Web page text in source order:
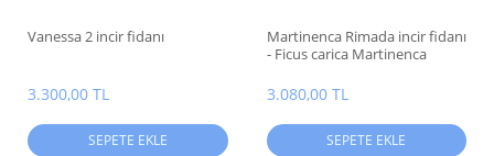
Vanessa 2 incir fidanı
3.300,00 TL
SEPETE EKLE
Martinenca Rimada incir fidanı
- Ficus carica Martinenca
3.080,00 TL
SEPETE EKLE